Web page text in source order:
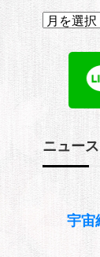
ア
ー
カ
イ
ニュー
宇宙